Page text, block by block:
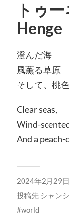
トゥ
Henge
澄んだ海
風薫る草原
そして、桃
Clear seas,
Wind-
And a peach-
2024年2月29日
投稿先 シャン
world